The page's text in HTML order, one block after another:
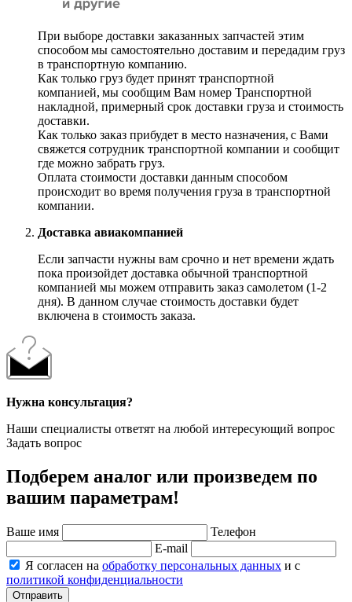
При выборе доставки заказанных запчастей этим
способом мы самостоятельно доставим и передадим груз
в транспортную компанию.
Как только груз будет принят транспортной
компанией, мы сообщим Вам номер Транспортной
накладной, примерный срок доставки груза и стоимость
доставки.
Как только заказ прибудет в место назначения, с Вами
свяжется сотрудник транспортной компании и сообщит
где можно забрать груз.
Оплата стоимости доставки данным способом
происходит во время получения груза в транспортной
компании.
Доставка авиакомпанией
Если запчасти нужны вам срочно и нет времени ждать
пока произойдет доставка обычной транспортной
компанией мы можем отправить заказ самолетом (1-2
дня). В данном случае стоимость доставки будет
включена в стоимость заказа.
Нужна консультация?
Наши специалисты ответят на любой интересующий вопрос
Задать вопрос
Подберем аналог или произведем по
вашим параметрам!
Ваше имя
Телефон
E-mail
Я согласен на обработку персональных данных и с
политикой конфиденциальности
Отправить